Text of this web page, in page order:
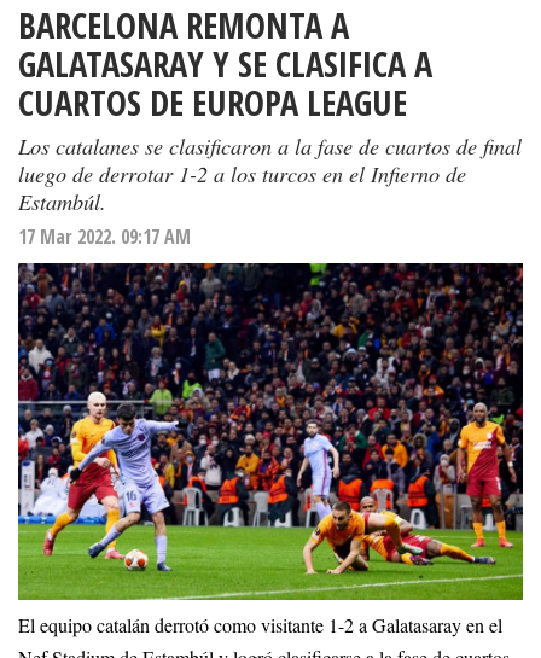
BARCELONA REMONTA A
GALATASARAY Y SE CLASIFICA A
CUARTOS DE EUROPA LEAGUE
Los catalanes se clasificaron a la fase de cuartos de final
luego de derrotar 1-2 a los turcos en el Infierno de
Estambúl.
17 Mar 2022. 09:17 AM
El equipo catalán derrotó como visitante 1-2 a Galatasaray en el